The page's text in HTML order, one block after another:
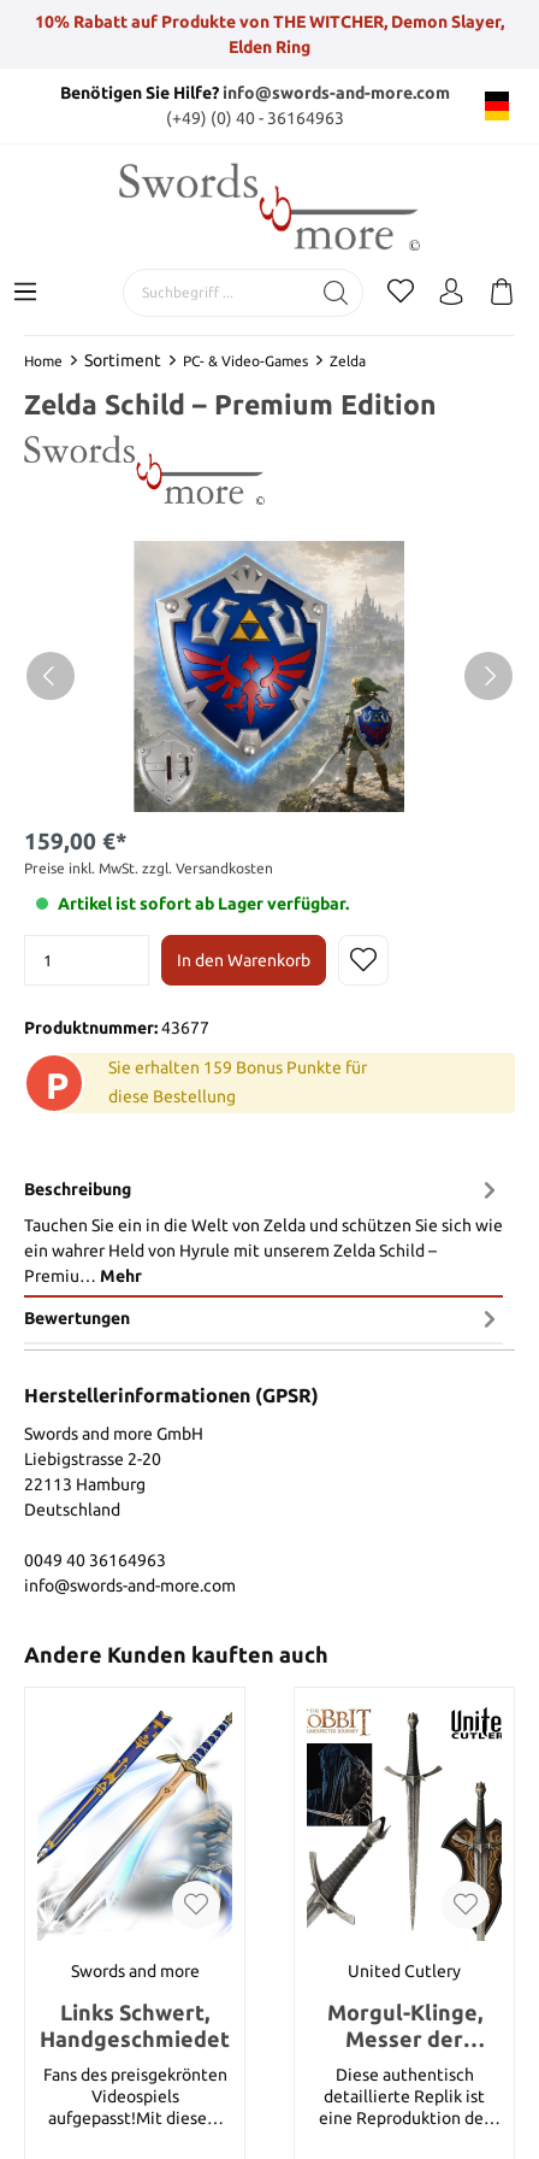
10% Rabatt auf Produkte von THE WITCHER, Demon Slayer,
Elden Ring
Benötigen Sie Hilfe?info@swords-and-more.com
(+49) (0) 40 - 36164963
Home Sortiment PC- & Video-Games Zelda
Zelda Schild – Premium Edition
159,00 €*
Preise inkl. MwSt. zzgl. Versandkosten
Artikel ist sofort ab Lager verfügbar.
In den Warenkorb
Produktnummer:43677
P
Sie erhalten 159 Bonus Punkte für
diese Bestellung
Beschreibung
Tauchen Sie ein in die Welt von Zelda und schützen Sie sich wie
ein wahrer Held von Hyrule mit unserem Zelda Schild –
Premiu… Mehr
Bewertungen
Herstellerinformationen (GPSR)
Swords and more GmbH
Liebigstrasse 2-20
22113 Hamburg
Deutschland
0049 40 36164963
info@swords-and-more.com
Andere Kunden kauften auch
Swords and more
Links Schwert,
Handgeschmiedet
Fans des preisgekrönten
Videospiels
aufgepasst!Mit diesem
United Cutlery
Morgul-Klinge,
Messer der
Nazgul
Diese authentisch
detaillierte Replik ist
eine Reproduktion der